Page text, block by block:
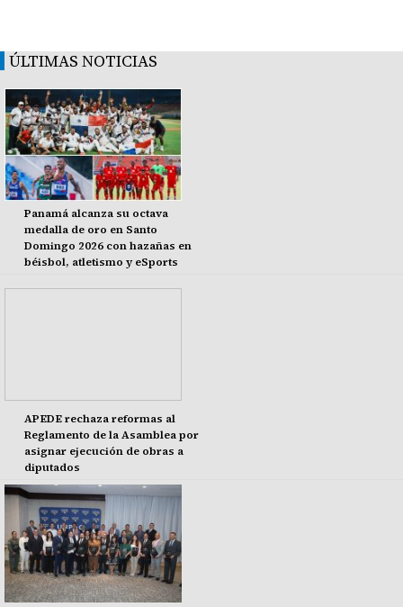
ÚLTIMAS NOTICIAS
Panamá alcanza su octava
medalla de oro en Santo
Domingo 2026 con hazañas en
béisbol, atletismo y eSports
APEDE rechaza reformas al
Reglamento de la Asamblea por
asignar ejecución de obras a
diputados